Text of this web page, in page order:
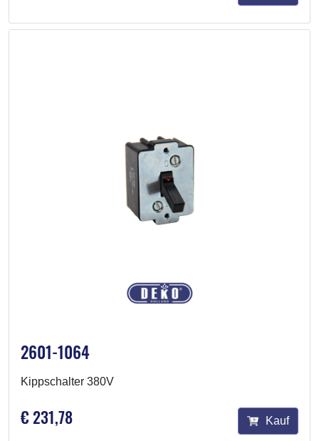
2601-1064
Kippschalter 380V
€ 231,78 Kauf